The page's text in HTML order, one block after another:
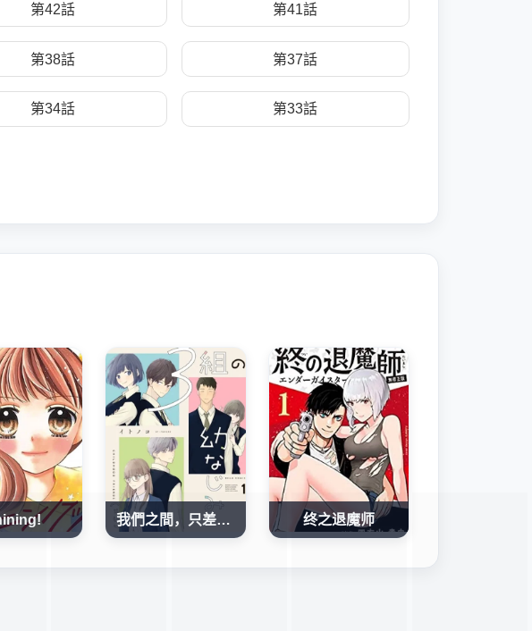
第42話 第41話
第38話 第37話
第34話 第33話
我們之間，只差一句喜歡 终之退魔师